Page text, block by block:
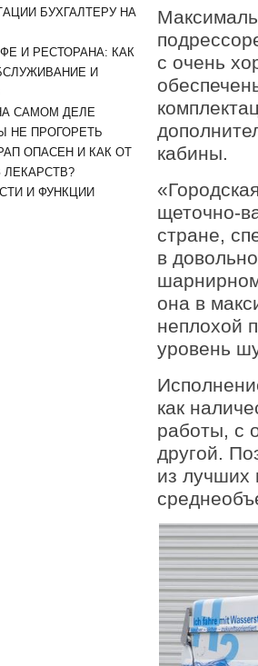
с очень
кабины.
щеточно-
стране,
в
она в
неплохой
уровень
как
работы, с
другой.
из лучших
БУХГАЛТЕРУ НА
И РЕСТОРАНА: КАК
И
САМОМ ДЕЛЕ
НЕ ПРОГОРЕТЬ
ОПАСЕН И КАК ОТ
ЛЕКАРСТВ?
И ФУНКЦИИ